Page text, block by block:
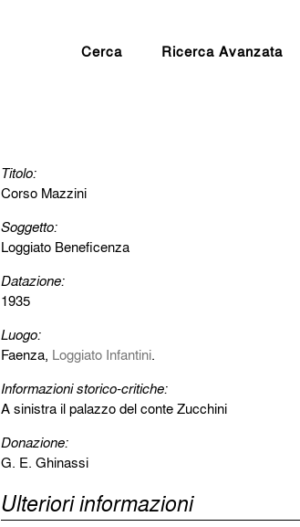
Cerca Ricerca Avanzata
Titolo:
Corso Mazzini
Soggetto:
Loggiato Beneficenza
Datazione:
1935
Luogo:
Faenza, Loggiato Infantini.
Informazioni storico-critiche:
A sinistra il palazzo del conte Zucchini
Donazione:
G. E. Ghinassi
Ulteriori informazioni